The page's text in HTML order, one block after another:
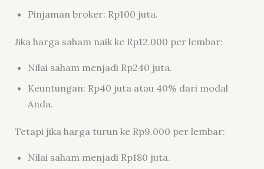
Pinjaman broker: Rp100 juta.
Jika harga saham naik ke Rp12.000 per lembar:
Nilai saham menjadi Rp240 juta.
Keuntungan: Rp40 juta atau 40% dari modal
Anda.
Tetapi jika harga turun ke Rp9.000 per lembar:
Nilai saham menjadi Rp180 juta.